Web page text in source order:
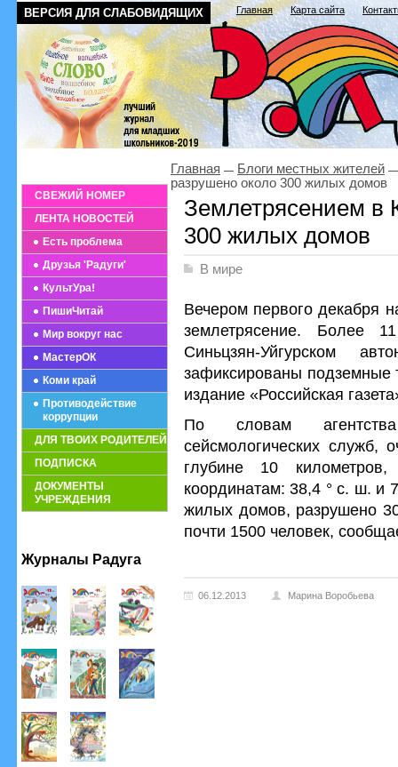
ВЕРСИЯ ДЛЯ СЛАБОВИДЯЩИХ Главная Карта сайта
СВЕЖИЙ НОМЕР
ЛЕНТА НОВОСТЕЙ
Есть проблема
Друзья 'Радуги'
КультУра!
ПишиЧитай
Мир вокруг нас
МастерОК
Коми край
Противодействие
коррупции
ДЛЯ ТВОИХ РОДИТЕЛЕЙ
ПОДПИСКА
ДОКУМЕНТЫ
УЧРЕЖДЕНИЯ
Журналы Радуга
Главная
Блоги местных жителей
разрушено около 300 жилых домов
Землетрясением в
300 жилых домов
В мире
Вечером первого декабря
землетрясение. Более
Синьцзян-Уйгурском
зафиксированы подземные
издание «Российская
По словам
сейсмологических служб,
глубине 10
координатам: 38,4 ° с. ш. и
жилых домов, разрушено
почти 1500 человек,
06.12.2013 Марина Воробьева